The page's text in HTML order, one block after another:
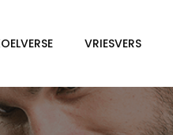
VRIESVERS